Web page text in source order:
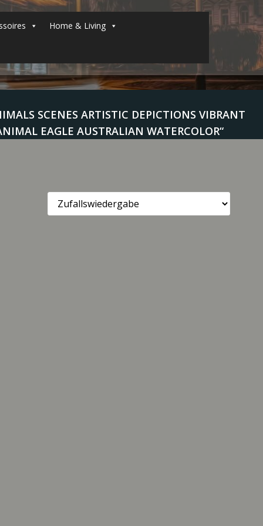
Home & Living
SCENES ARTISTIC DEPICTIONS VIBRANT
EAGLE AUSTRALIAN WATERCOLOR“